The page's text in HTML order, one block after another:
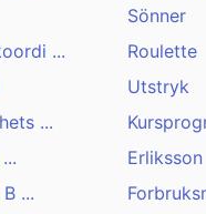
...
...
...
Sönner
Roulette
Utstryk
Erliksson